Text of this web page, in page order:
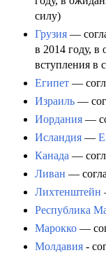
силу)
Грузия —
в 2014 году,
вступления в
Египет —
Израиль —
Иордания —
Исландия —
Канада —
Ливан —
Лихтенштейн
Республика
Марокко —
Молдавия -